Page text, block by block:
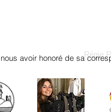
Régie
avoir honoré de sa